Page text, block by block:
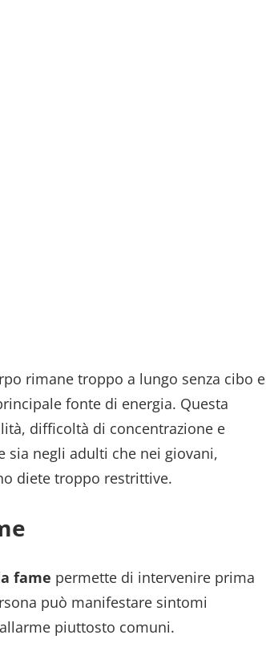
rimane troppo a lungo senza cibo e
fonte di energia. Questa
difficoltà di concentrazione e
sia negli adulti che nei giovani,
diete troppo restrittive.
fame permette di intervenire prima
può manifestare sintomi
piuttosto comuni.